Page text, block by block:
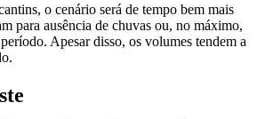
o cenário será de tempo bem mais
para ausência de chuvas ou, no máximo,
Apesar disso, os volumes tendem a